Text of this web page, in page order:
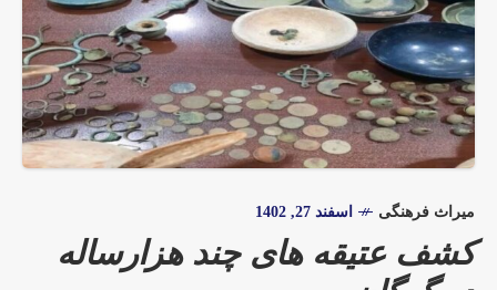
میراث فرهنگی اسفند 27, 1402
کشف عتیقه های چند هزارساله